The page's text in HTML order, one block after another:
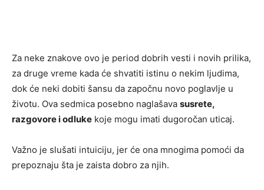
Za neke znakove ovo je period dobrih vesti i novih prilika,
za druge vreme kada će shvatiti istinu o nekim ljudima,
dok će neki dobiti šansu da započnu novo poglavlje u
životu. Ova sedmica posebno naglašava susrete,
razgovore i odluke koje mogu imati dugoročan uticaj.
Važno je slušati intuiciju, jer će ona mnogima pomoći da
prepoznaju šta je zaista dobro za njih.